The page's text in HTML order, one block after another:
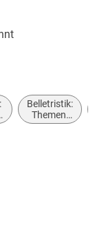
Belletristik:
Themen,
Stoffe,